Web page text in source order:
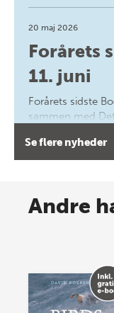
20 maj 2026
Forårets
11. juni
Forårets sidste
sammen med
forfatterne bag
Spar op
store sommer-
onsdag den 10.
Se flere nyheder
Andre